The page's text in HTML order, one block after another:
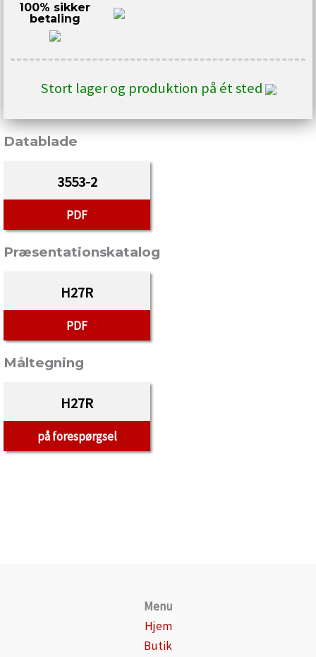
100% sikker
betaling
Stort lager og produktion på ét sted
Datablade
3553-2
PDF
Præsentationskatalog
H27R
PDF
Måltegning
H27R
på forespørgsel
Menu
Hjem
Butik